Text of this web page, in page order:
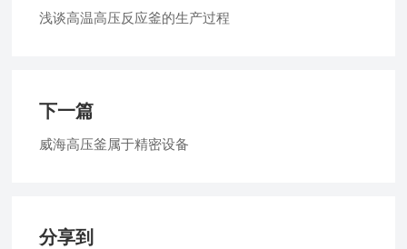
浅谈高温高压反应釜的生产过程
下一篇
威海高压釜属于精密设备
分享到